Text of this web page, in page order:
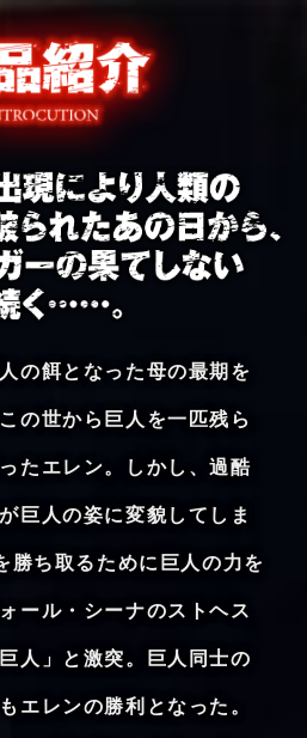
ホーム
新情報
品紹介
場特典
版公開館
版公開館
場グッズ
Twitter
の餌となった母の最期を
の世から巨人を一匹残ら
たエレン。しかし、過酷
巨人の姿に変貌してしま
勝ち取るために巨人の力を
ール・シーナのストヘス
人」と激突。巨人同士の
エレンの勝利となった。